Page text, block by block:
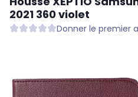
2021 360 violet
Donner le premier